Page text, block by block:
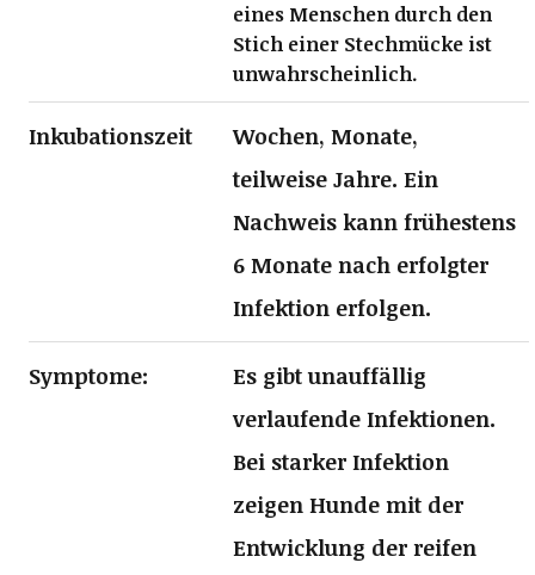
eines Menschen durch den
Stich einer Stechmücke ist
unwahrscheinlich.
Inkubationszeit
Wochen, Monate,
teilweise Jahre. Ein
Nachweis kann frühestens
6 Monate nach erfolgter
Infektion erfolgen.
Symptome:
Es gibt unauffällig
verlaufende Infektionen.
Bei starker Infektion
zeigen Hunde mit der
Entwicklung der reifen